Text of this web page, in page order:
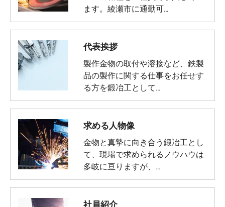
ます。綾瀬市に通勤可…
代表挨拶
製作金物の取付や溶接など、鉄製
品の製作に関する仕事をお任せす
る方を鍛冶工として…
求める人物像
金物と真摯に向き合う鍛冶工とし
て、現場で求められるノウハウは
多岐に亘りますが、…
社員紹介